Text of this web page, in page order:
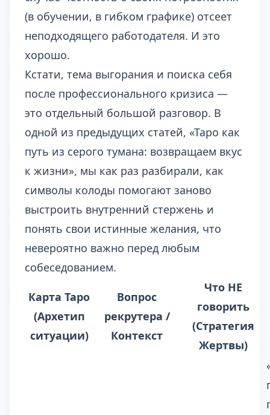
(в обучении, в гибком графике) отсеет
неподходящего работодателя. И это
хорошо.
Кстати, тема выгорания и поиска себя
после профессионального кризиса —
это отдельный большой разговор. В
одной из предыдущих статей, «Таро как
путь из серого тумана: возвращаем вкус
к жизни», мы как раз разбирали, как
символы колоды помогают заново
выстроить внутренний стержень и
понять свои истинные желания, что
невероятно важно перед любым
собеседованием.
Карта Таро
(Архетип
ситуации)
Вопрос
рекрутера /
Контекст
Что НЕ
говорить
(Стратегия
Жертвы)